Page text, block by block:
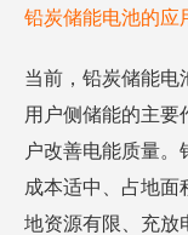
铅炭储能电池的应
当前，铅炭储能电
用户侧储能的主要
户改善电能质量。
成本适中、占地面
地资源有限、充放